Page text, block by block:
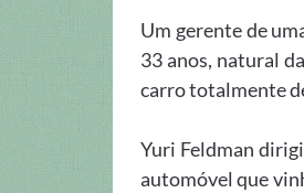
Um gerente de
33 anos, natural
carro totalmente
Yuri Feldman
automóvel que